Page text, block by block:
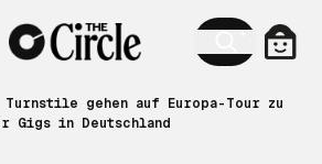
Turnstile gehen auf Europa-Tour zu
Gigs in Deutschland